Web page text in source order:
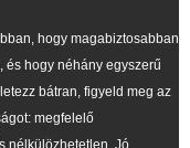
hogy magabiztosabban
és hogy néhány egyszerű
bátran, figyeld meg az
megfelelő